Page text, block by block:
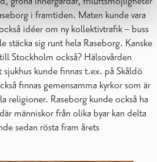
i framtiden. Maten kunde vara
idéer om ny kollektivtrafik – buss
stäcka sig runt hela Raseborg. Kanske
Stockholm också? Hälsovården
kunde finnas t.ex. på Skåldö
finnas gemensamma kyrkor som är
religioner. Raseborg kunde också ha
människor från olika byar kan delta
sedan rösta fram årets